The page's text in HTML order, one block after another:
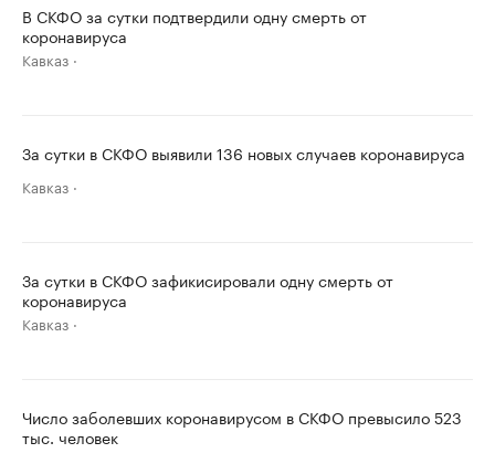
В СКФО за сутки подтвердили одну смерть от
коронавируса
Кавказ
За сутки в СКФО выявили 136 новых случаев коронавируса
Кавказ
За сутки в СКФО зафикисировали одну смерть от
коронавируса
Кавказ
Число заболевших коронавирусом в СКФО превысило 523
тыс. человек